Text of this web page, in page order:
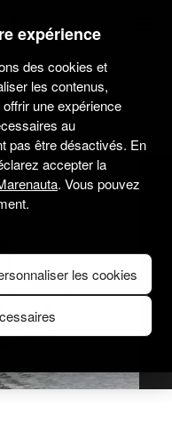
34 -
Port Sztynort
expérience
des cookies et
les contenus,
une expérience
au
pas être désactivés. En
accepter la
. Vous pouvez
les cookies